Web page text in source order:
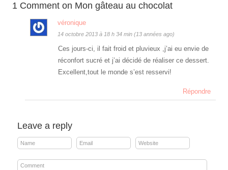
1 Comment on Mon gâteau au chocolat
véronique
14 octobre 2013 à 18 h 34 min (13 années ago)
Ces jours-ci, il fait froid et pluvieux ,j’ai eu envie de
réconfort sucré et j’ai décidé de réaliser ce dessert.
Excellent,tout le monde s’est resservi!
Répondre
Leave a reply